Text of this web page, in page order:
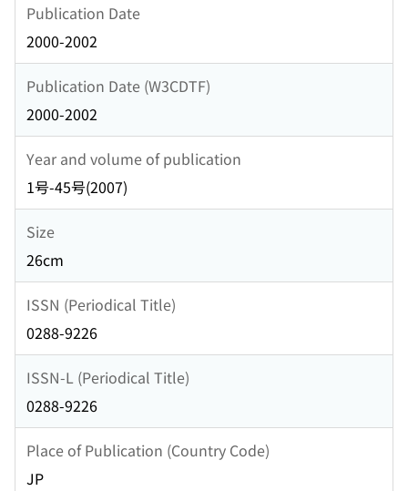
Publication Date
2000-2002
Publication Date (W3CDTF)
2000-2002
Year and volume of publication
1号-45号(2007)
Size
26cm
ISSN (Periodical Title)
0288-9226
ISSN-L (Periodical Title)
0288-9226
Place of Publication (Country Code)
JP